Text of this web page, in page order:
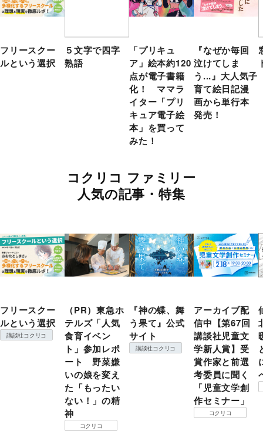
フリースクー
ルという選択
５文字で四字
熟語
「プリキュ
ア」絵本約120
点が電子書籍
化！ ママラ
イター「プリ
キュア電子絵
本」を買って
みた！
『なぜか毎回
泣けてしま
う...』大人気子
育て絵日記漫
画から単行本
発売！
コクリコ ファミリー
人気の記事・特集
フリースクー
ルという選択
講談社コクリコ
（PR）東急ホ
テルズ「人気
食育イベン
ト」参加レポ
ート 野菜嫌
いの娘を変え
た「もったい
ない！」の精
神
コクリコ
『神の蝶、舞
う果て』公式
サイト
講談社コクリコ
アーカイブ配
信中【第67回
講談社児童文
学新人賞】受
賞作家と前選
考委員に聞く
「児童文学創
作セミナー」
コクリコ